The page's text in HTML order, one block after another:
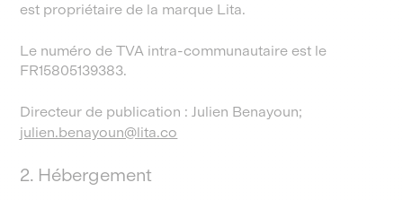
est propriétaire de la marque Lita.
Le numéro de TVA intra-communautaire est le
FR15805139383.
Directeur de publication : Julien Benayoun;
julien.benayoun@lita.co
2. Hébergement